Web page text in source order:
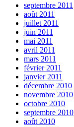
septembre 2011
août 2011
juillet 2011
juin 2011
mai 2011
avril 2011
mars 2011
février 2011
janvier 2011
décembre 2010
novembre 2010
octobre 2010
septembre 2010
août 2010